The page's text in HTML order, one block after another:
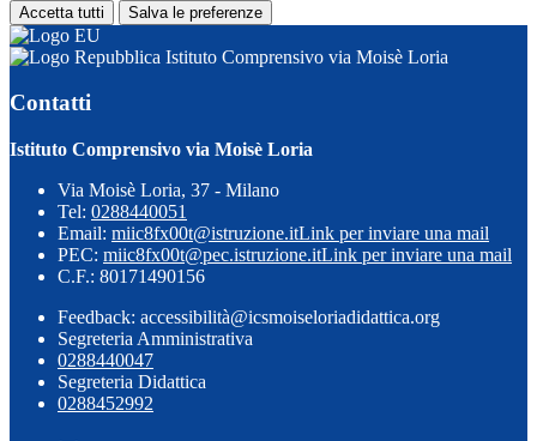
Accetta tutti Salva le preferenze
Istituto Comprensivo via Moisè Loria
Contatti
Istituto Comprensivo via Moisè Loria
Via Moisè Loria, 37 - Milano
Tel: 0288440051
Email: miic8fx00t@istruzione.itLink per inviare una mail
PEC: miic8fx00t@pec.istruzione.itLink per inviare una mail
C.F.: 80171490156
Feedback: accessibilità@icsmoiseloriadidattica.org
Segreteria Amministrativa
0288440047
Segreteria Didattica
0288452992